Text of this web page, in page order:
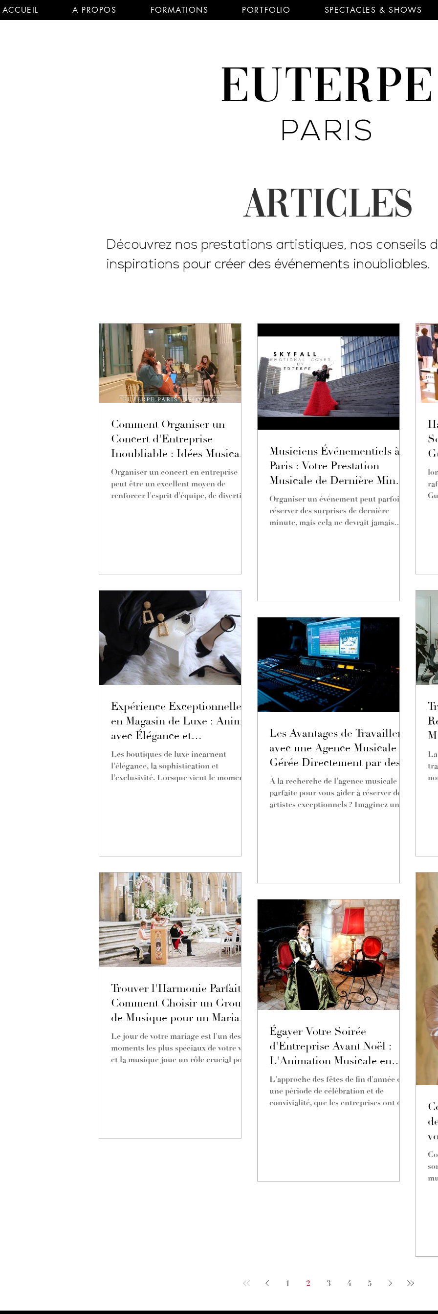
ACCUEIL A PROPOS FORMATIONS PORTFOLIO SPECTACLES & SHOWS
EUTERPE
PARIS
ARTICLES
Comment Organiser un
Concert d'Entreprise
Inoubliable : Idées Musicales
pour Tous les Goûts
Organiser un concert en entreprise
peut être un excellent moyen de
renforcer l'esprit d'équipe, de divertir
Musiciens Événementiels à
Paris : Votre Prestation
Musicale de Dernière Minute
: Nos Prestations Soignées
aussi en un Clin d'Œil
Organiser un événement peut parfois
réserver des surprises de dernière
minute, mais cela ne devrait jamais
Expérience Exceptionnelle
en Magasin de Luxe : Animer
avec Élégance et
Raffinement
Les boutiques de luxe incarnent
l'élégance, la sophistication et
l'exclusivité. Lorsque vient le moment
Les Avantages de Travailler
avec une Agence Musicale
Gérée Directement par des
Musiciens et Artistes
À la recherche de l'agence musicale
parfaite pour vous aider à réserver des
artistes exceptionnels ? Imaginez une
Trouver l'Harmonie Parfaite :
Comment Choisir un Groupe
de Musique pour un Mariage
Inoubliable
Le jour de votre mariage est l'un des
moments les plus spéciaux de votre vie,
et la musique joue un rôle crucial pour
Égayer Votre Soirée
d'Entreprise Avant Noël :
L'Animation Musicale en
Duo, Trio ou Spectacle
Musical
L'approche des fêtes de fin d'année est
une période de célébration et de
convivialité, que les entreprises ont de
1 2 3 4 5
Découvrez nos prestations artistiques, nos conseils
inspirations pour créer des événements inoubliables.